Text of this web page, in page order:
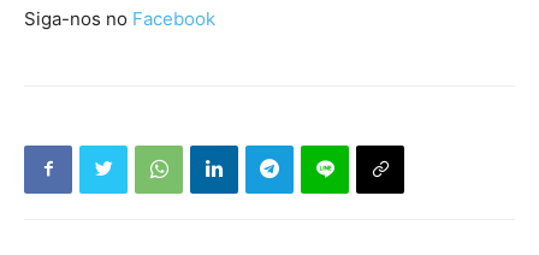
Siga-nos no Facebook